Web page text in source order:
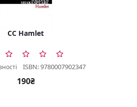
CC Hamlet
ISBN: 9780007902347
190₴